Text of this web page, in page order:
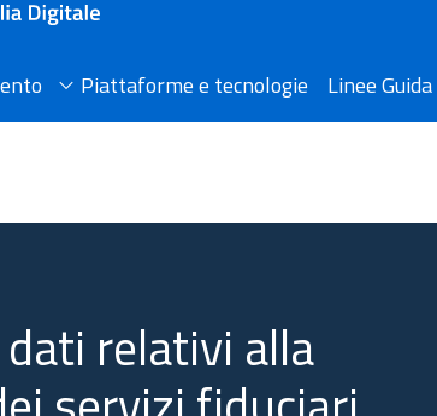
Piattaforme e tecnologie Linee Guida
relativi alla